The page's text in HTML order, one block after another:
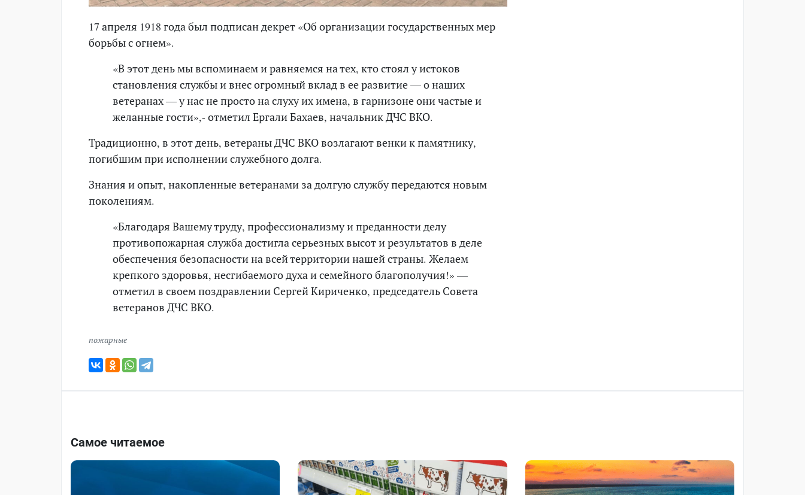
17 апреля 1918 года был подписан декрет «Об организации государственных мер
борьбы с огнем».
«В этот день мы вспоминаем и равняемся на тех, кто стоял у истоков
становления службы и внес огромный вклад в ее развитие — о наших
ветеранах — у нас не просто на слуху их имена, в гарнизоне они частые и
желанные гости»,- отметил Ергали Бахаев, начальник ДЧС ВКО.
Традиционно, в этот день, ветераны ДЧС ВКО возлагают венки к памятнику,
погибшим при исполнении служебного долга.
Знания и опыт, накопленные ветеранами за долгую службу передаются новым
поколениям.
«Благодаря Вашему труду, профессионализму и преданности делу
противопожарная служба достигла серьезных высот и результатов в деле
обеспечения безопасности на всей территории нашей страны. Желаем
крепкого здоровья, несгибаемого духа и семейного благополучия!» —
отметил в своем поздравлении Сергей Кириченко, председатель Совета
ветеранов ДЧС ВКО.
пожарные
Самое читаемое